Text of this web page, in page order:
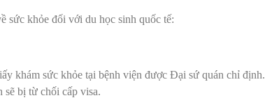
sức khỏe đối với du học sinh quốc tế:
khám sức khỏe tại bệnh viện được Đại sứ quán chỉ định.
sẽ bị từ chối cấp visa.